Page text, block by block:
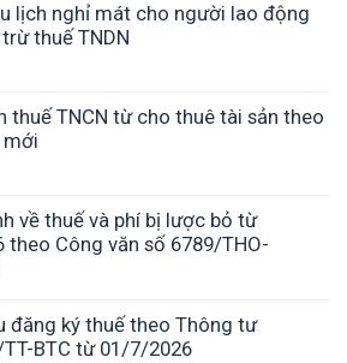
lịch nghỉ mát cho người lao động
thuế TNDN
thuế TNCN từ cho thuê tài sản theo
mới
về thuế và phí bị lược bỏ từ
theo Công văn số 6789/THO-
đăng ký thuế theo Thông tư
BTC từ 01/7/2026